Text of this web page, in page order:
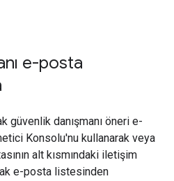
e-posta
güvenlik danışmanı öneri e-
Konsolu'nu kullanarak veya
alt kısmındaki iletişim
e-posta listesinden